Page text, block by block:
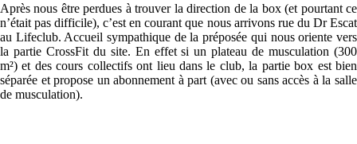
Après nous être perdues à trouver la direction de la box (et pourtant ce
n’était pas difficile), c’est en courant que nous arrivons rue du Dr Escat
au Lifeclub. Accueil sympathique de la préposée qui nous oriente vers
la partie CrossFit du site. En effet si un plateau de musculation (300
m²) et des cours collectifs ont lieu dans le club, la partie box est bien
séparée et propose un abonnement à part (avec ou sans accès à la salle
de musculation).